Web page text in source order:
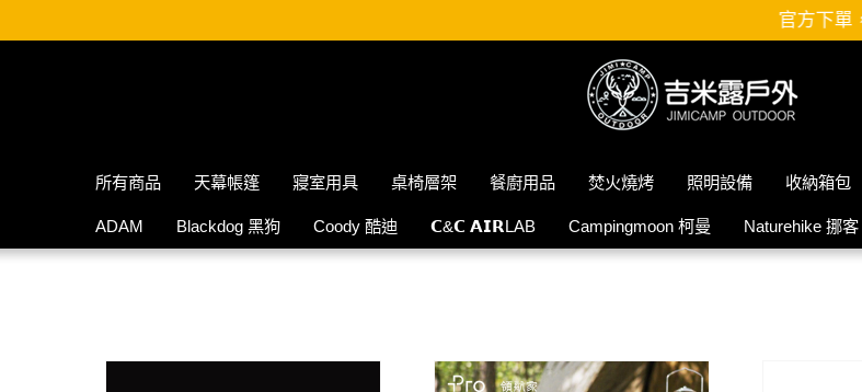
官方下單，享 3 / 6 / 12 期，
所有商品 天幕帳篷 寢室用具 桌椅層架 餐廚用品 焚火燒烤 照明設備 收納箱包
ADAM Blackdog 黑狗 Coody 酷迪 𝗖&𝗖 𝗔𝗜𝗥LAB Campingmoon 柯曼 Naturehike 挪客